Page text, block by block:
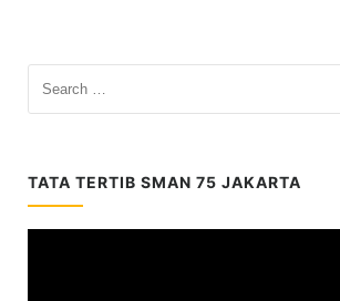
TATA TERTIB SMAN 75 JAKARTA